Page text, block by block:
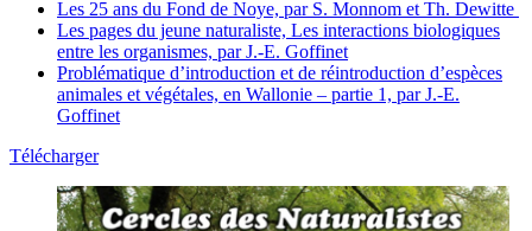
Les 25 ans du Fond de Noye, par S. Monnom et Th. Dewitte
Les pages du jeune naturaliste, Les interactions biologiques
entre les organismes, par J.-E. Goffinet
Problématique d’introduction et de réintroduction d’espèces
animales et végétales, en Wallonie – partie 1, par J.-E.
Goffinet
Télécharger